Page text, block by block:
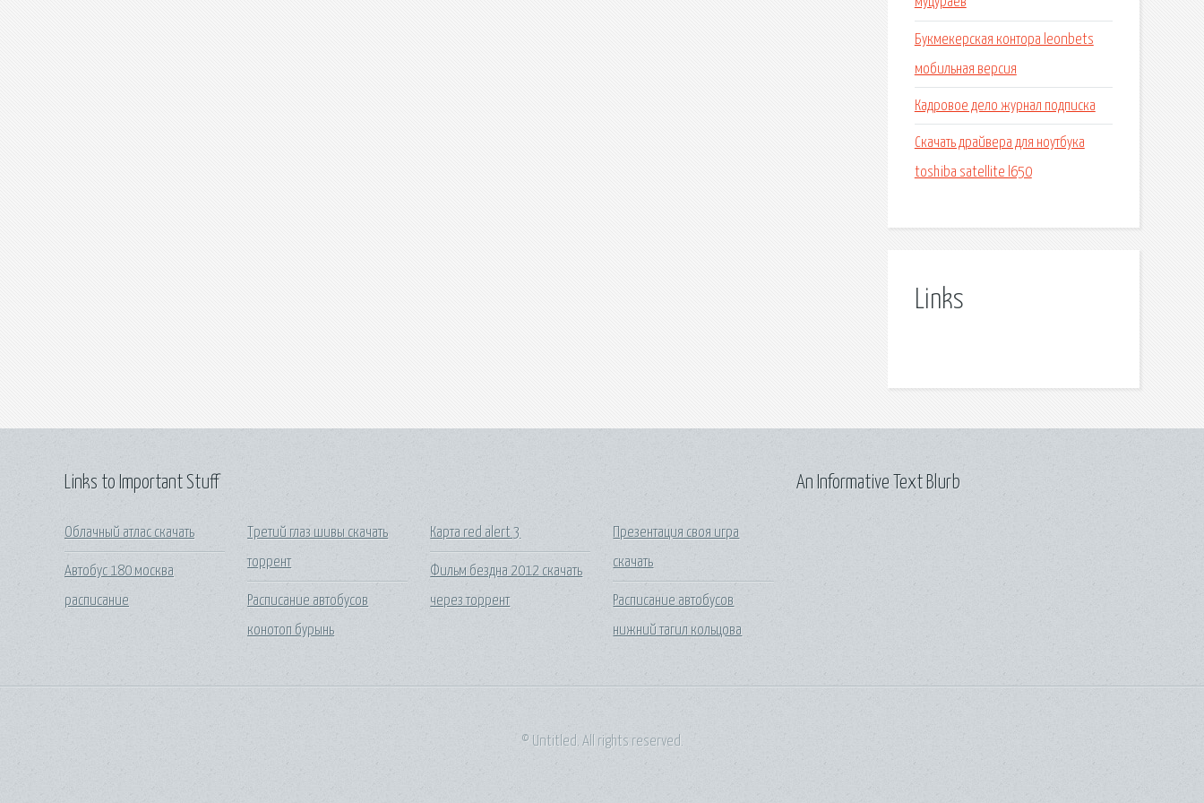
Букмекерская контора leonbets
мобильная версия
Кадровое дело журнал подписка
Скачать драйвера для ноутбука
toshiba satellite l650
Links
Links to Important Stuff
Облачный атлас скачать
Автобус 180 москва
расписание
Третий глаз шивы скачать
торрент
Расписание автобусов
конотоп бурынь
Карта red alert 3
Фильм бездна 2012 скачать
через торрент
Презентация своя игра
скачать
Расписание автобусов
нижний тагил кольцова
An Informative Text Blurb
© Untitled. All rights reserved.